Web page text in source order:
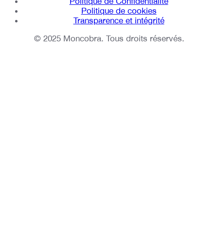
Politique de cookies
Transparence et intégrité
© 2025 Moncobra. Tous droits réservés.